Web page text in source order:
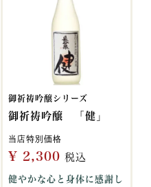
御祈祷吟醸シリーズ
御祈祷吟醸 「健」
当店特別価格
¥ 2,300 税込
健やかな心と身体に感謝し